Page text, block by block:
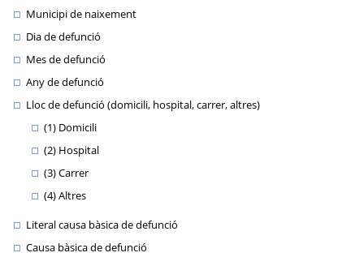
Municipi de naixement
Dia de defunció
Mes de defunció
Any de defunció
Lloc de defunció (domicili, hospital, carrer, altres)
(1) Domicili
(2) Hospital
(3) Carrer
(4) Altres
Literal causa bàsica de defunció
Causa bàsica de defunció